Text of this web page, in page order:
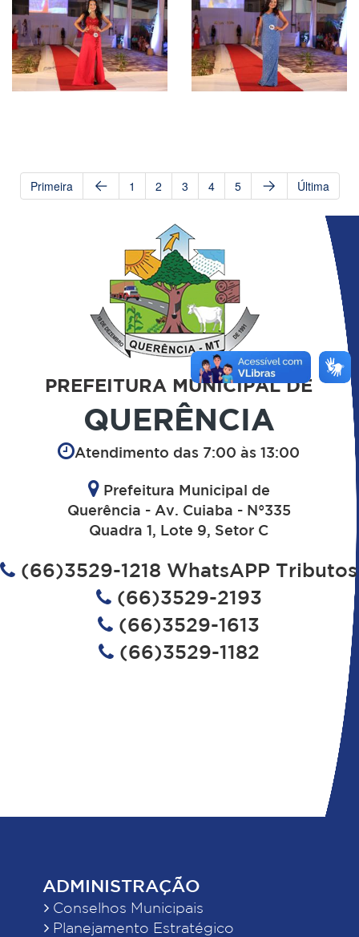
Primeira 1 2 3 4 5 Última
PREFEITURA MUNICIPAL DE
QUERÊNCIA
Atendimento das 7:00 às 13:00
Prefeitura Municipal de
Querência - Av. Cuiaba - N°335
Quadra 1, Lote 9, Setor C
(66)3529-1218 WhatsAPP Tributos
(66)3529-2193
(66)3529-1613
(66)3529-1182
ADMINISTRAÇÃO
Conselhos Municipais
Planejamento Estratégico